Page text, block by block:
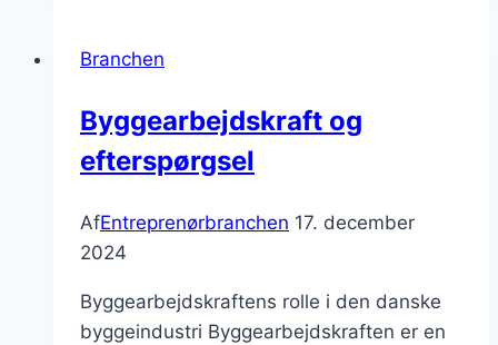
Branchen
Byggearbejdskraft og
efterspørgsel
AfEntreprenørbranchen 17. december
2024
Byggearbejdskraftens rolle i den danske
byggeindustri Byggearbejdskraften er en